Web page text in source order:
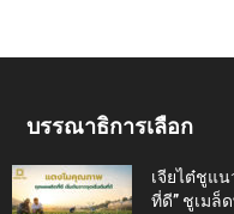
บรรณาธิการเลือก
เจียไต๋ชูแ
ที่ดี” ชูเมล็